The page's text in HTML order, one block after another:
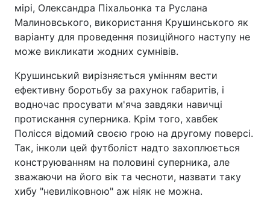
мірі, Олександра Піхальонка та Руслана
Малиновського, використання Крушинського як
варіанту для проведення позиційного наступу не
може викликати жодних сумнівів.
Крушинський вирізняється умінням вести
ефективну боротьбу за рахунок габаритів, і
водночас просувати м'яча завдяки навичці
протискання суперника. Крім того, хавбек
Полісся відомий своєю грою на другому поверсі.
Так, інколи цей футболіст надто захоплюється
конструюванням на половині суперника, але
зважаючи на його вік та чесноти, назвати таку
хибу "невиліковною" аж ніяк не можна.